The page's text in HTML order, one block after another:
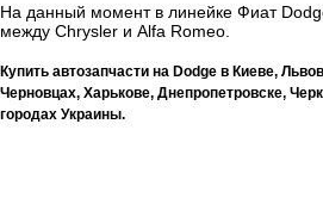
На данный момент в линейке Фиат
между Chrysler и Alfa Romeo.
Купить автозапчасти на Dodge в Киеве,
Черновцах, Харькове, Днепропетровске,
городах Украины.